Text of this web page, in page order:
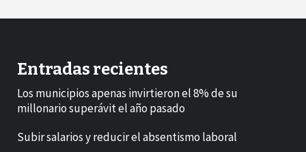
Entradas recientes
Los municipios apenas invirtieron el 8% de su
millonario superávit el año pasado
Subir salarios y reducir el absentismo laboral